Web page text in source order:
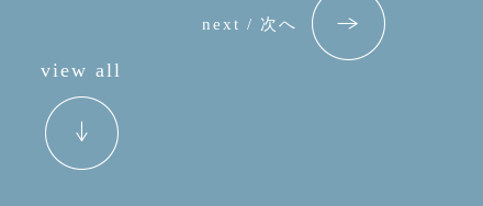
next / 次へ
view all